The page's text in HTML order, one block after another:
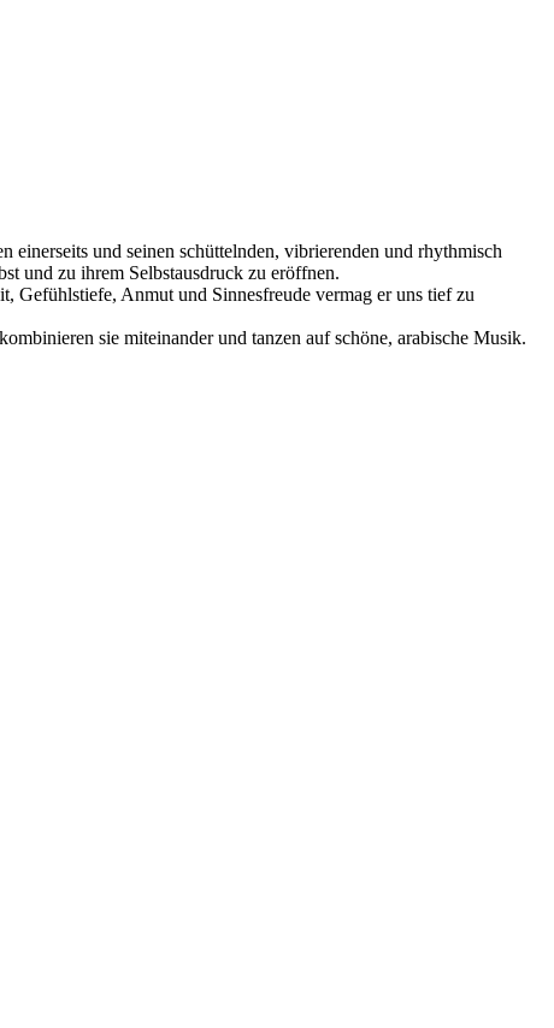
einerseits und seinen schüttelnden, vibrierenden und rhythmisch
und zu ihrem Selbstausdruck zu eröffnen.
Gefühlstiefe, Anmut und Sinnesfreude vermag er uns tief zu
sie miteinander und tanzen auf schöne, arabische Musik.